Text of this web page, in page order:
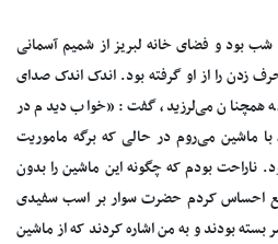
بود و فضای خانه لبریز از شمیم آسمانی
زدن را از او گرفته بود. اندک اندک صدای
همچنان می‌لرزید، گفت: «خواب دیدم در
ماشین می‌روم در حالی که برگه ماموریت
ناراحت بودم که چگونه این ماشین را بدون
احساس کردم حضرت سوار بر اسب سفیدی
بودند و به من اشاره کردند که از ماشین